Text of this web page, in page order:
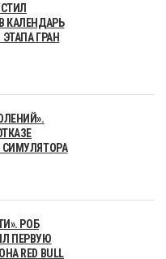
КАЛЕНДАРЬ
ГРАН
РОБ
ПЕРВУЮ
RED BULL